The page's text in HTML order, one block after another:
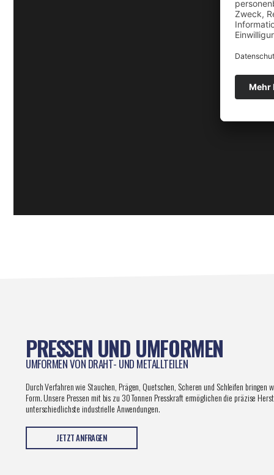
PRESSEN UND UMFORMEN
UMFORMEN VON DRAHT- UND METALLTEILEN
Durch Verfahren wie Stauchen, Prägen, Quetschen, Scheren und Schleifen
Form. Unsere Pressen mit bis zu 30 Tonnen Presskraft ermöglichen die präzise
unterschiedlichste industrielle Anwendungen.
JETZT ANFRAGEN